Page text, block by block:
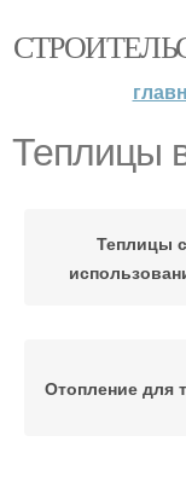
Теплицы
Теплицы с
Отопление для